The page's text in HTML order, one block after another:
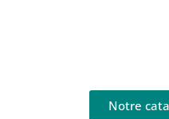
Notre